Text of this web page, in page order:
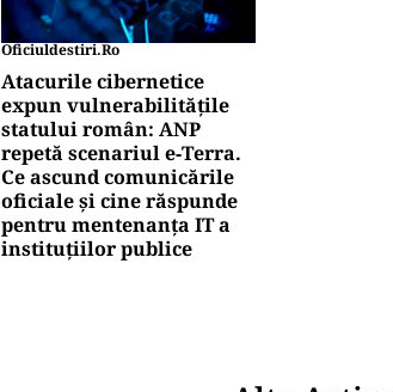
O bucată uriașă dintr-o
impactul
Puterea Financiara
Țările UE
produselor, nu al țărilor
Puterea Financiara
Canicula pune presiune